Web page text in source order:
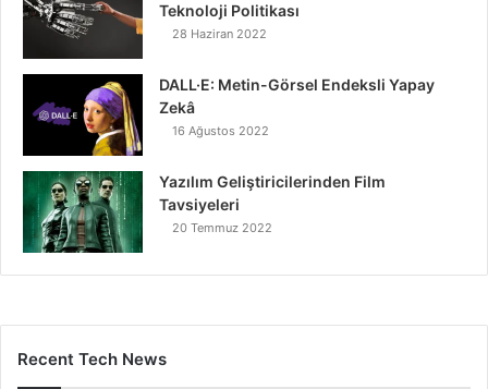
Teknoloji Politikası
28 Haziran 2022
DALL·E: Metin-Görsel Endeksli Yapay
Zekâ
16 Ağustos 2022
Yazılım Geliştiricilerinden Film
Tavsiyeleri
20 Temmuz 2022
Recent Tech News